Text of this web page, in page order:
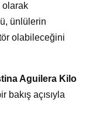
olarak
ünlülerin
olabileceğini
Aguilera Kilo
açısıyla